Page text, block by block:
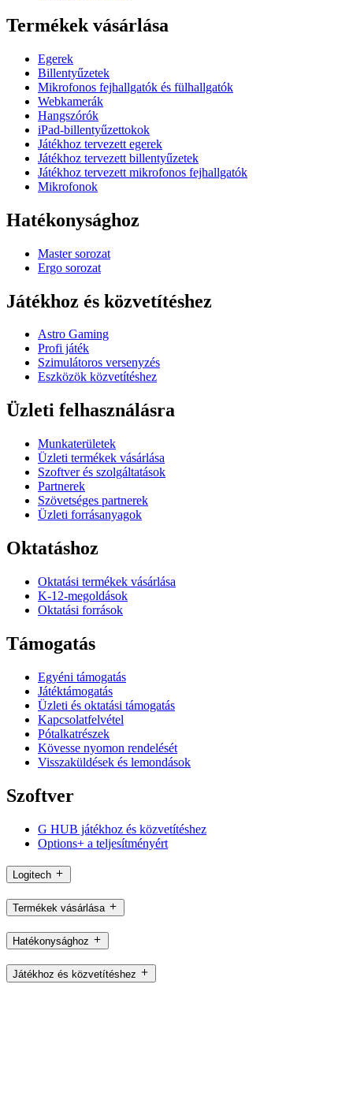
Termékek vásárlása
Egerek
Billentyűzetek
Mikrofonos fejhallgatók és fülhallgatók
Webkamerák
Hangszórók
iPad-billentyűzettokok
Játékhoz tervezett egerek
Játékhoz tervezett billentyűzetek
Játékhoz tervezett mikrofonos fejhallgatók
Mikrofonok
Hatékonysághoz
Master sorozat
Ergo sorozat
Játékhoz és közvetítéshez
Astro Gaming
Profi játék
Szimulátoros versenyzés
Eszközök közvetítéshez
Üzleti felhasználásra
Munkaterületek
Üzleti termékek vásárlása
Szoftver és szolgáltatások
Partnerek
Szövetséges partnerek
Üzleti forrásanyagok
Oktatáshoz
Oktatási termékek vásárlása
K-12-megoldások
Oktatási források
Támogatás
Egyéni támogatás
Játéktámogatás
Üzleti és oktatási támogatás
Kapcsolatfelvétel
Pótalkatrészek
Kövesse nyomon rendelését
Visszaküldések és lemondások
Szoftver
G HUB játékhoz és közvetítéshez
Options+ a teljesítményért
Logitech
Termékek vásárlása
Hatékonysághoz
Játékhoz és közvetítéshez